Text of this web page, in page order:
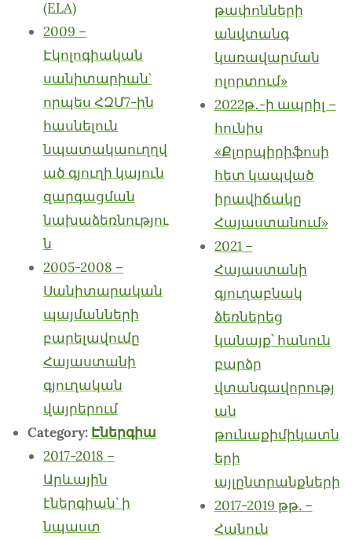
(ELA)
2009 –
Էկոլոգիական
սանիտարիան`
որպես ՀԶՄ7-ին
հասնելուն
նպատակաուղղվ
ած գյուղի կայուն
զարգացման
նախաձեռնությու
ն
2005-2008 –
Սանիտարական
պայմանների
բարելավումը
Հայաստանի
գյուղական
վայրերում
Category: Էներգիա
2017-2018 –
Արևային
էներգիան` ի
նպաստ
թափոնների
անվտանգ
կառավարման
ոլորտում»
2022թ․-ի ապրիլ –
հունիս
«Քլորպիրիֆոսի
հետ կապված
իրավիճակը
Հայաստանում»
2021 –
Հայաստանի
գյուղաբնակ
ձեռներեց
կանայք՝ հանուն
բարձր
վտանգավորությ
ան
թունաքիմիկատն
երի
այլընտրանքների
2017-2019 թթ. –
Հանուն